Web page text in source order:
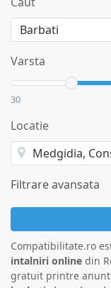
Varsta
30
Locatie
Filtrare avansata
Compatibilitate.ro
intalniri online din
gratuit printre